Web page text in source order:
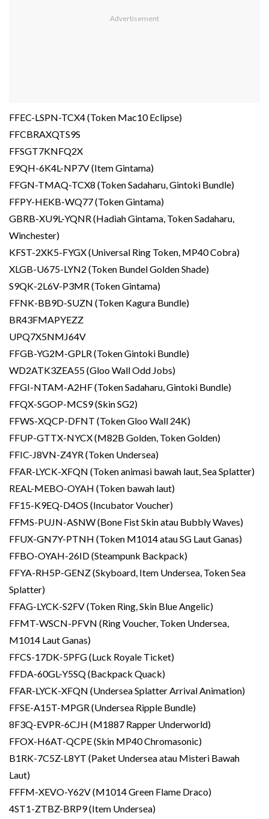
FFEC-LSPN-TCX4 (Token Mac10 Eclipse)
FFCBRAXQTS9S
FFSGT7KNFQ2X
E9QH-6K4L-NP7V (Item Gintama)
FFGN-TMAQ-TCX8 (Token Sadaharu, Gintoki Bundle)
FFPY-HEKB-WQ77 (Token Gintama)
GBRB-XU9L-YQNR (Hadiah Gintama, Token Sadaharu,
Winchester)
KFST-2XK5-FYGX (Universal Ring Token, MP40 Cobra)
XLGB-U675-LYN2 (Token Bundel Golden Shade)
S9QK-2L6V-P3MR (Token Gintama)
FFNK-BB9D-SUZN (Token Kagura Bundle)
BR43FMAPYEZZ
UPQ7X5NMJ64V
FFGB-YG2M-GPLR (Token Gintoki Bundle)
WD2ATK3ZEA55 (Gloo Wall Odd Jobs)
FFGI-NTAM-A2HF (Token Sadaharu, Gintoki Bundle)
FFQX-SGOP-MCS9 (Skin SG2)
FFWS-XQCP-DFNT (Token Gloo Wall 24K)
FFUP-GTTX-NYCX (M82B Golden, Token Golden)
FFIC-J8VN-Z4YR (Token Undersea)
FFAR-LYCK-XFQN (Token animasi bawah laut, Sea Splatter)
REAL-MEBO-OYAH (Token bawah laut)
FF15-K9EQ-D4OS (Incubator Voucher)
FFMS-PUJN-ASNW (Bone Fist Skin atau Bubbly Waves)
FFUX-GN7Y-PTNH (Token M1014 atau SG Laut Ganas)
FFBO-OYAH-26ID (Steampunk Backpack)
FFYA-RH5P-GENZ (Skyboard, Item Undersea, Token Sea
Splatter)
FFAG-LYCK-S2FV (Token Ring, Skin Blue Angelic)
FFMT-WSCN-PFVN (Ring Voucher, Token Undersea,
M1014 Laut Ganas)
FFCS-17DK-5PFG (Luck Royale Ticket)
FFDA-60GL-Y5SQ (Backpack Quack)
FFAR-LYCK-XFQN (Undersea Splatter Arrival Animation)
FFSE-A15T-MPGR (Undersea Ripple Bundle)
8F3Q-EVPR-6CJH (M1887 Rapper Underworld)
FFOX-H6AT-QCPE (Skin MP40 Chromasonic)
B1RK-7C5Z-L8YT (Paket Undersea atau Misteri Bawah
Laut)
FFFM-XEVO-Y62V (M1014 Green Flame Draco)
4ST1-ZTBZ-BRP9 (Item Undersea)